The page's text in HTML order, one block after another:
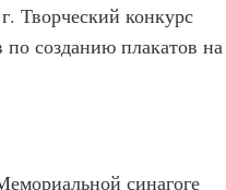
Творческий конкурс
созданию плакатов на
синагоге